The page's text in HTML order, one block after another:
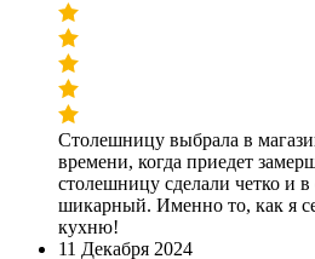
Столешницу выбрала в
времени, когда приедет
столешницу сделали четко и в
шикарный. Именно то, как я
кухню!
11 Декабря 2024